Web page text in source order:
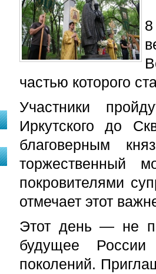
частью которого
Участники
Иркутского до
благоверным
торжественный
покровителями
отмечает этот
Этот день — не
будущее
поколений.